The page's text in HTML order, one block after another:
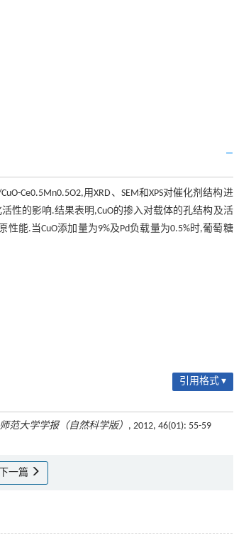
Ce0.5Mn0.5O2,用XRD、SEM和XPS对催化剂结构进
性的影响.结果表明,CuO的掺入对载体的孔结构及活
能.当CuO添加量为9%及Pd负载量为0.5%时,葡萄糖
引用格式 ▾
范大学学报（自然科学版） , 2012, 46(01): 55-59
下一篇